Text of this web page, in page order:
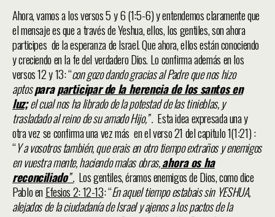
Ahora, vamos a los versos 5 y 6 (1:5-6) y entendemos claramente que
el mensaje es que a través de Yeshua, ellos, los gentiles, son ahora
participes de la esperanza de Israel. Que ahora, ellos están conociendo
y creciendo en la fe del verdadero Dios. Lo confirma además en los
versos 12 y 13: “con gozo dando gracias al Padre que nos hizo
aptosparaparticipar de la herencia de los santos en
luz; el cual nos ha librado de la potestad de las tinieblas, y
trasladado al reino de su amado Hijo,” . Esta idea expresada una y
otra vez se confirma una vez más en el verso 21 del capitulo 1(1:21) :
“Y a vosotros también, que erais en otro tiempo extraños y enemigos
en vuestra mente, haciendo malas obras,ahora os ha
reconciliado” . Los gentiles, éramos enemigos de Dios, como dice
Pablo en Efesios 2: 12-13: “En aquel tiempo estabais sin YESHUA,
alejados de la ciudadanía de Israel y ajenos a los pactos de la